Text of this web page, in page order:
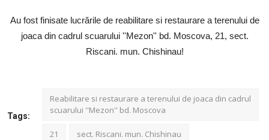
Au fost finisate lucrările de reabilitare si restaurare a terenului de
joaca din cadrul scuarului ''Mezon'' bd. Moscova, 21, sect.
Riscani. mun. Chishinau!
Tags:
Reabilitare si restaurare a terenului de joaca din cadrul
scuarului ''Mezon'' bd. Moscova
21 sect. Riscani. mun. Chishinau